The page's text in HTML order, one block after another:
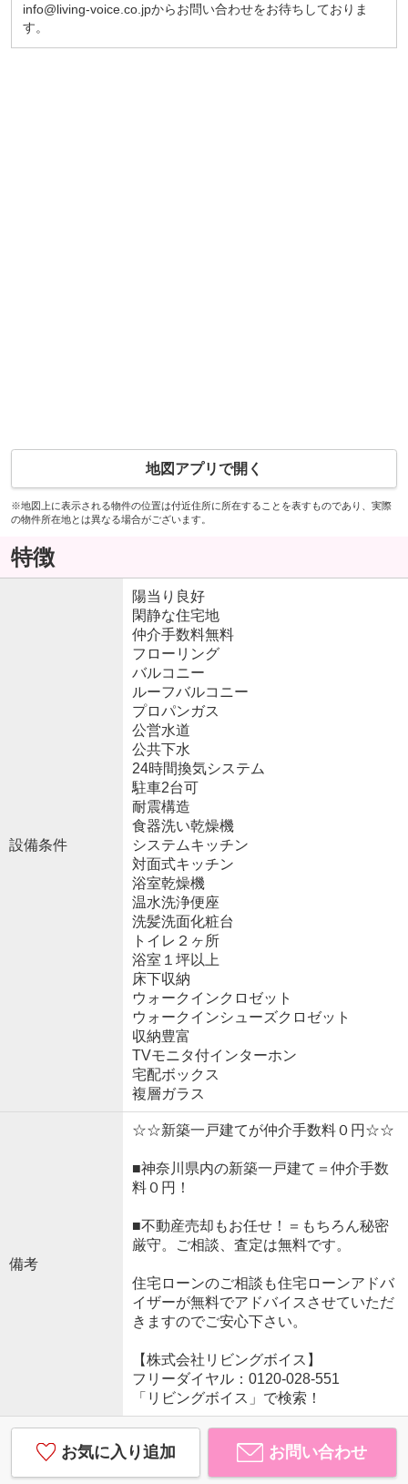
info@living-voice.co.jpからお問い合わせをお待ちしておりま
す。
地図アプリで開く
※地図上に表示される物件の位置は付近住所に所在することを表すものであり、実際
の物件所在地とは異なる場合がございます。
特徴
設備条件
陽当り良好
閑静な住宅地
仲介手数料無料
フローリング
バルコニー
ルーフバルコニー
プロパンガス
公営水道
公共下水
24時間換気システム
駐車2台可
耐震構造
食器洗い乾燥機
システムキッチン
対面式キッチン
浴室乾燥機
温水洗浄便座
洗髪洗面化粧台
トイレ２ヶ所
浴室１坪以上
床下収納
ウォークインクロゼット
ウォークインシューズクロゼット
収納豊富
TVモニタ付インターホン
宅配ボックス
複層ガラス
備考
☆☆新築一戸建てが仲介手数料０円☆☆
■神奈川県内の新築一戸建て＝仲介手数
料０円！
■不動産売却もお任せ！＝もちろん秘密
厳守。ご相談、査定は無料です。
住宅ローンのご相談も住宅ローンアドバ
イザーが無料でアドバイスさせていただ
きますのでご安心下さい。
【株式会社リビングボイス】
フリーダイヤル：0120-028-551
「リビングボイス」で検索！
お気に入り追加 お問い合わせ